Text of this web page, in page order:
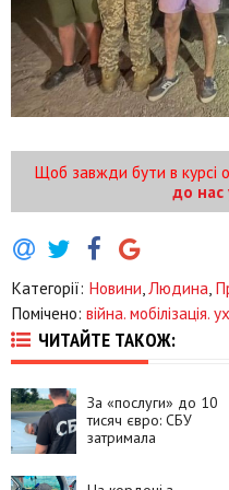
Щоб завжди бути в курсі
до нас
Категорії: Новини Людина
Помічено: війна. мобілізація.
ЧИТАЙТЕ ТАКОЖ:
За «послуги» до 10
тисяч євро: СБУ
затримала